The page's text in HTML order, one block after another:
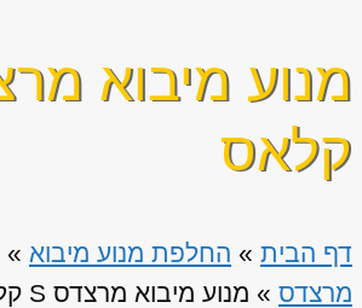
קלאס
דף הבית » החלפת מנוע מיבוא »
מרצדס » מנוע מיבוא מרצדס S קלאס